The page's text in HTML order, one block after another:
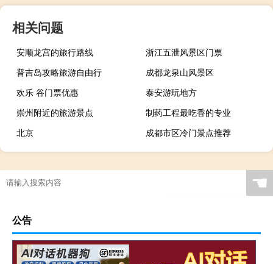
相关问题
安顺龙宫的旅行路线
浙江五泄风景区门票
普吉岛攻略旅游自由行
成都龙泉山风景区
欢乐 谷门票优惠
泰安游玩地方
崇州附近的旅游景点
制药工程最吃香的专业
北京
成都市区冷门景点推荐
☚
公告